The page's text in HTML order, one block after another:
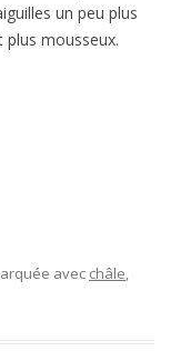
un peu plus
plus mousseux.
avec châle,